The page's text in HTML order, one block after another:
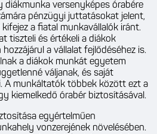
diákmunka versenyképes órabére
pénzügyi juttatásokat jelent,
a fiatal munkavállalók iránt.
tiszteli és értékeli a diákok
a vállalat fejlődéséhez is.
a diákok munkát egyetem
váljanak, és saját
A munkáltatók többek között ezt a
kiemelkedő órabér biztosításával.
egyértelműen
vonzerejének növelésében.